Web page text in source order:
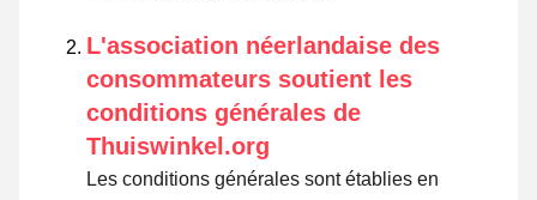
L'association néerlandaise des
consommateurs soutient les
conditions générales de
Thuiswinkel.org
Les conditions générales sont établies en